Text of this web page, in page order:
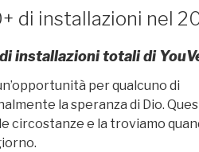
di installazioni nel
installazioni totali di
per qualcuno di
la speranza di Dio.
circostanze e la troviamo